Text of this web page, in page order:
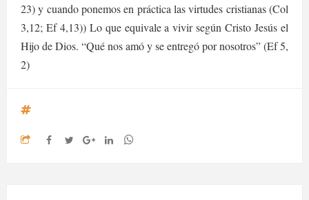
23) y cuando ponemos en práctica las virtudes cristianas (Col
3,12; Ef 4,13)) Lo que equivale a vivir según Cristo Jesús el
Hijo de Dios. “Qué nos amó y se entregó por nosotros” (Ef 5,
2)